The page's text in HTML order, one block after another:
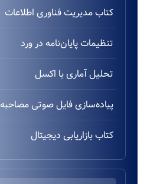
کتاب مدیریت فناوری اطلاعات
تنظیمات پایان‌نامه در ورد
تحلیل آماری با اکسل
پیاده‌سازی فایل صوتی مصاحبه
کتاب بازاریابی دیجیتال